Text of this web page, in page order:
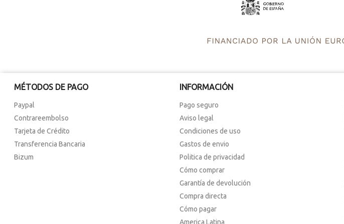
MÉTODOS DE PAGO
Paypal
Contrareembolso
Tarjeta de Crédito
Transferencia Bancaria
Bizum
INFORMACIÓN
Pago seguro
Aviso legal
Condiciones de uso
Gastos de envio
Politica de privacidad
Cómo comprar
Garantía de devolución
Compra directa
Cómo pagar
America Latina